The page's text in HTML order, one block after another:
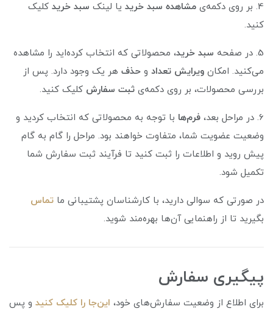
4. بر روی دکمه‌ی مشاهده سبد خرید یا لینک سبد خرید کلیک
کنید.
5. در صفحه سبد خرید، محصولاتی که انتخاب کرده‌اید را مشاهده
می‌کنید. امکان ویرایش تعداد و حذف هر یک وجود دارد. پس از
بررسی محصولات، بر روی دکمه‌ی ثبت سفارش کلیک کنید.
6. در مراحل بعد، فرم‌ها با توجه به محصولاتی که انتخاب کردید و
وضعیت عضویت شما، متفاوت خواهند بود. مراحل را گام به گام
پیش روید و اطلاعات را ثبت کنید تا فرآیند ثبت سفارش شما
تکمیل شود.
در صورتی که سوالی دارید، با کارشناسان پشتیبانی ما تماس
بگیرید تا از راهنمایی آن‌ها بهره‌مند شوید.
پیگیری سفارش
برای اطلاع از وضعیت سفارش‌های خود، این‌جا را کلیک کنید و پس